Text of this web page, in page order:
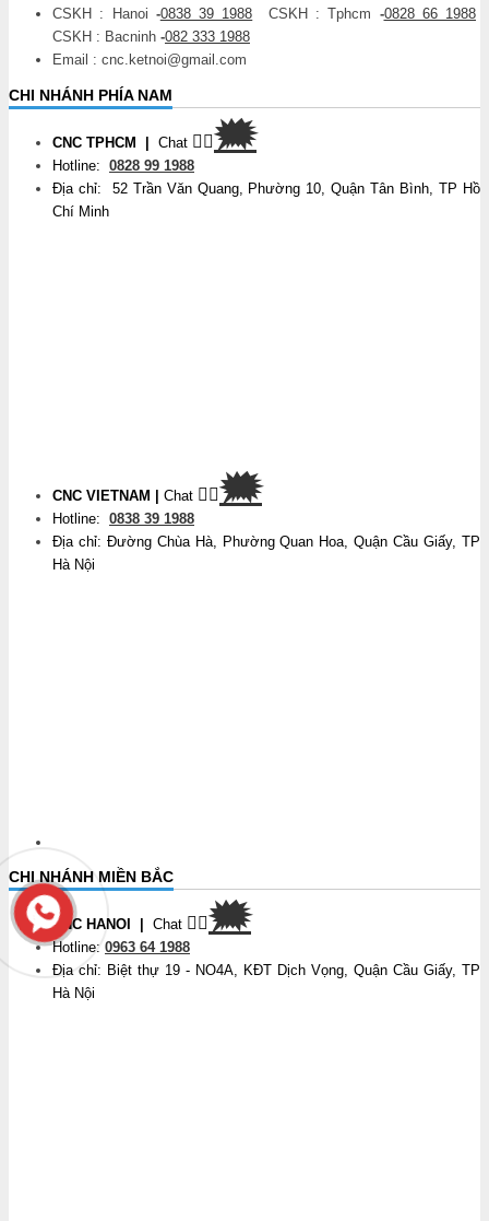
CSKH : Hanoi -0838 39 1988 CSKH : Tphcm -0828 66 1988
CSKH : Bacninh -082 333 1988
Email : cnc.ketnoi@gmail.com
CHI NHÁNH PHÍA NAM
CNC TPHCM Chat 👉🏽🗯
Hotline: 0828 99 1988
Địa chỉ: 52 Trần Văn Quang, Phường 10, Quận Tân Bình, TP Hồ
Chí Minh
CNC VIETNAM Chat 👉🏽🗯
Hotline: 0838 39 1988
Địa chỉ: Đường Chùa Hà, Phường Quan Hoa, Quận Cầu Giấy, TP
Hà Nội
CHI NHÁNH MIỀN BẮC
CNC HANOI Chat 👉🏽🗯
Hotline: 0963 64 1988
Địa chỉ: Biệt thự 19 - NO4A, KĐT Dịch Vọng, Quận Cầu Giấy, TP
Hà Nội